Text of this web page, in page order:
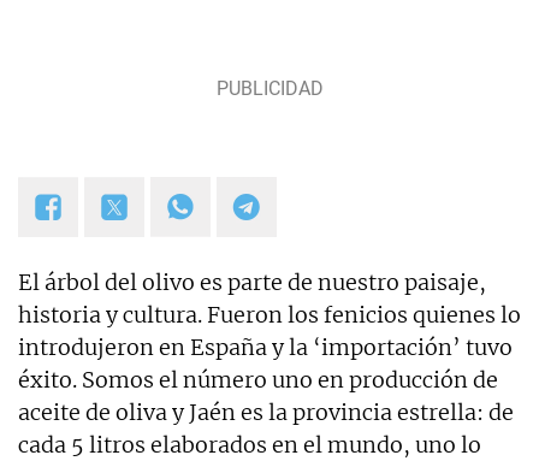
El árbol del olivo es parte de nuestro paisaje,
historia y cultura. Fueron los fenicios quienes lo
introdujeron en España y la ‘importación’ tuvo
éxito. Somos el número uno en producción de
aceite de oliva y Jaén es la provincia estrella: de
cada 5 litros elaborados en el mundo, uno lo